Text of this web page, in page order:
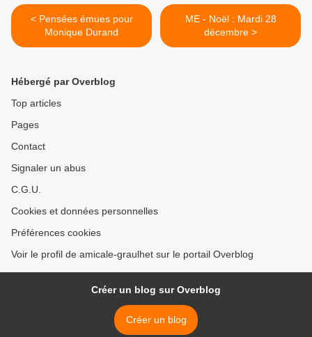
< Pensées émues pour
Monique Durand
ME - Noël : Mardi 28
décembre >
Hébergé par Overblog
Top articles
Pages
Contact
Signaler un abus
C.G.U.
Cookies et données personnelles
Préférences cookies
Voir le profil de amicale-graulhet sur le portail Overblog
Créer un blog sur Overblog
Créer un blog